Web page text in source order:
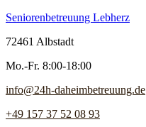
Seniorenbetreuung Lebherz
72461 Albstadt
Mo.-Fr. 8:00-18:00
info@24h-daheimbetreuung.de
+49 157 37 52 08 93